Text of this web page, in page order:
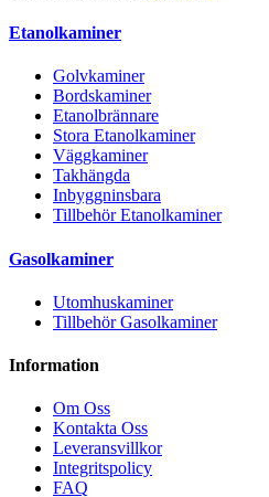
Etanolkaminer
Golvkaminer
Bordskaminer
Etanolbrännare
Stora Etanolkaminer
Väggkaminer
Takhängda
Inbyggninsbara
Tillbehör Etanolkaminer
Gasolkaminer
Utomhuskaminer
Tillbehör Gasolkaminer
Information
Om Oss
Kontakta Oss
Leveransvillkor
Integritspolicy
FAQ